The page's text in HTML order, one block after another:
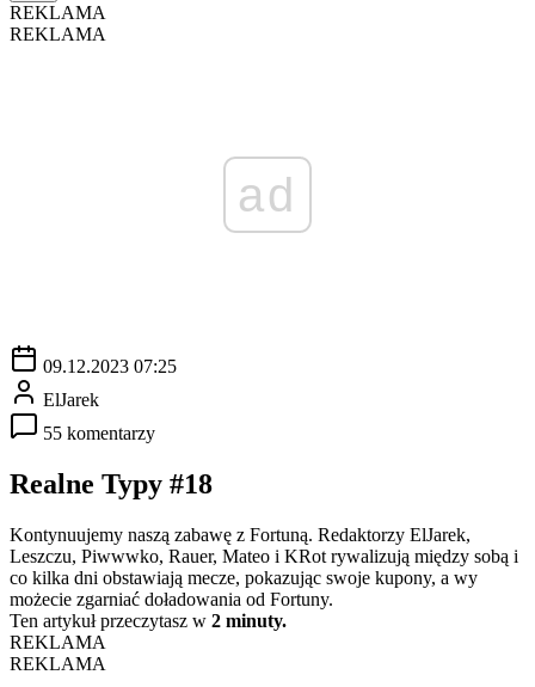
REKLAMA
REKLAMA
ad
09.12.2023 07:25
ElJarek
55 komentarzy
Realne Typy #18
Kontynuujemy naszą zabawę z Fortuną. Redaktorzy ElJarek,
Leszczu, Piwwwko, Rauer, Mateo i KRot rywalizują między sobą i
co kilka dni obstawiają mecze, pokazując swoje kupony, a wy
możecie zgarniać doładowania od Fortuny.
Ten artykuł przeczytasz w 2 minuty.
REKLAMA
REKLAMA